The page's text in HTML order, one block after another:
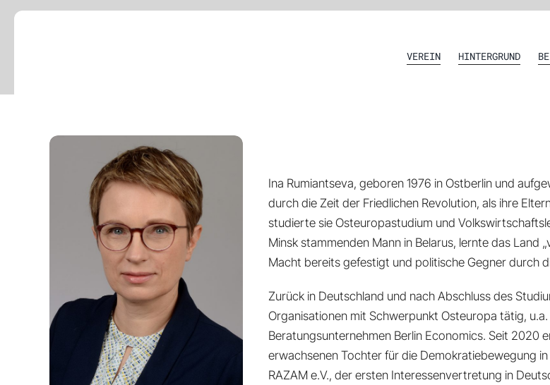
Skip
VEREIN HINTERGRUND
Ina Rumiantseva, geboren 1976 in Ostberlin und
durch die Zeit der Friedlichen Revolution, als ihre
studierte sie Osteuropastudium und
Minsk stammenden Mann in Belarus, lernte das Land
Macht bereits gefestigt und politische Gegner durch
Zurück in Deutschland und nach Abschluss des
Organisationen mit Schwerpunkt Osteuropa tätig,
Beratungsunternehmen Berlin Economics. Seit 2020
erwachsenen Tochter für die Demokratiebewegung
RAZAM e.V., der ersten Interessenvertretung in